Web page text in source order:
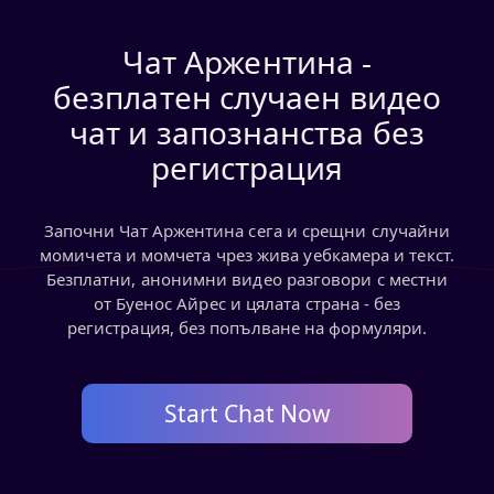
Чат Аржентина -
безплатен случаен видео
чат и запознанства без
регистрация
Започни Чат Аржентина сега и срещни случайни
момичета и момчета чрез жива уебкамера и текст.
Безплатни, анонимни видео разговори с местни
от Буенос Айрес и цялата страна - без
регистрация, без попълване на формуляри.
Start Chat Now